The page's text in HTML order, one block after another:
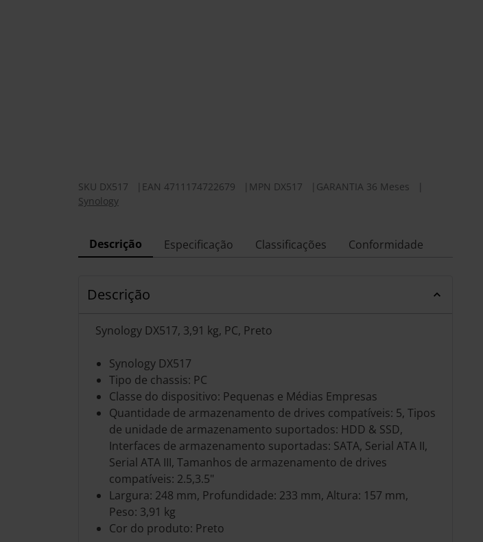
SKU DX517 EAN 4711174722679 MPN DX517 GARANTIA 36 Meses
Synology
Descrição Especificação Classificações Conformidade
Descrição
Synology DX517, 3,91 kg, PC, Preto
Synology DX517
Tipo de chassis: PC
Classe do dispositivo: Pequenas e Médias Empresas
Quantidade de armazenamento de drives compatíveis: 5, Tipos
de unidade de armazenamento suportados: HDD & SSD,
Interfaces de armazenamento suportadas: SATA, Serial ATA II,
Serial ATA III, Tamanhos de armazenamento de drives
compatíveis: 2.5,3.5"
Largura: 248 mm, Profundidade: 233 mm, Altura: 157 mm,
Peso: 3,91 kg
Cor do produto: Preto